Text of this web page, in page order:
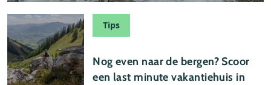
Tips
Nog even naar de bergen? Scoor
een last minute vakantiehuis in